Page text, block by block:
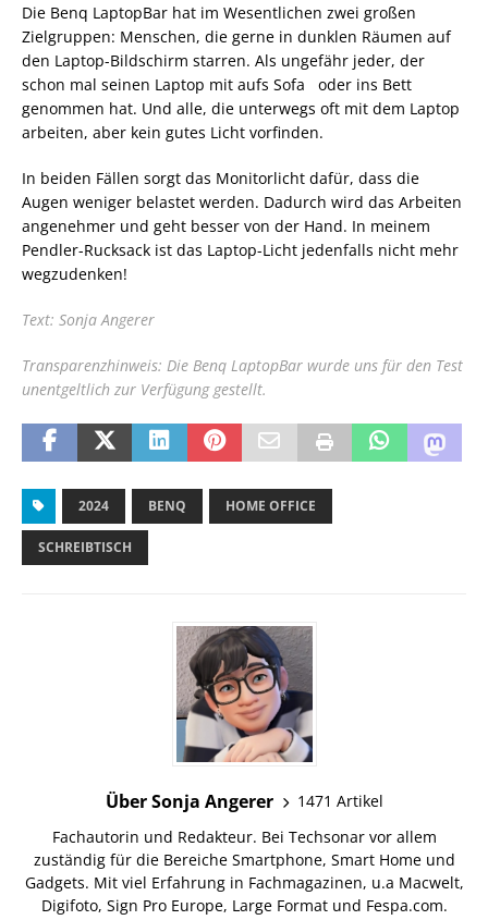
Die Benq LaptopBar hat im Wesentlichen zwei großen
Zielgruppen: Menschen, die gerne in dunklen Räumen auf
den Laptop-Bildschirm starren. Als ungefähr jeder, der
schon mal seinen Laptop mit aufs Sofa oder ins Bett
genommen hat. Und alle, die unterwegs oft mit dem Laptop
arbeiten, aber kein gutes Licht vorfinden.
In beiden Fällen sorgt das Monitorlicht dafür, dass die
Augen weniger belastet werden. Dadurch wird das Arbeiten
angenehmer und geht besser von der Hand. In meinem
Pendler-Rucksack ist das Laptop-Licht jedenfalls nicht mehr
wegzudenken!
Text: Sonja Angerer
Transparenzhinweis: Die Benq LaptopBar wurde uns für den Test
unentgeltlich zur Verfügung gestellt.
2024 BENQ HOME OFFICE
SCHREIBTISCH
Über Sonja Angerer
1471 Artikel
Fachautorin und Redakteur. Bei Techsonar vor allem
zuständig für die Bereiche Smartphone, Smart Home und
Gadgets. Mit viel Erfahrung in Fachmagazinen, u.a Macwelt,
Digifoto, Sign Pro Europe, Large Format und Fespa.com.